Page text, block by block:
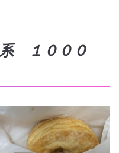
１０００